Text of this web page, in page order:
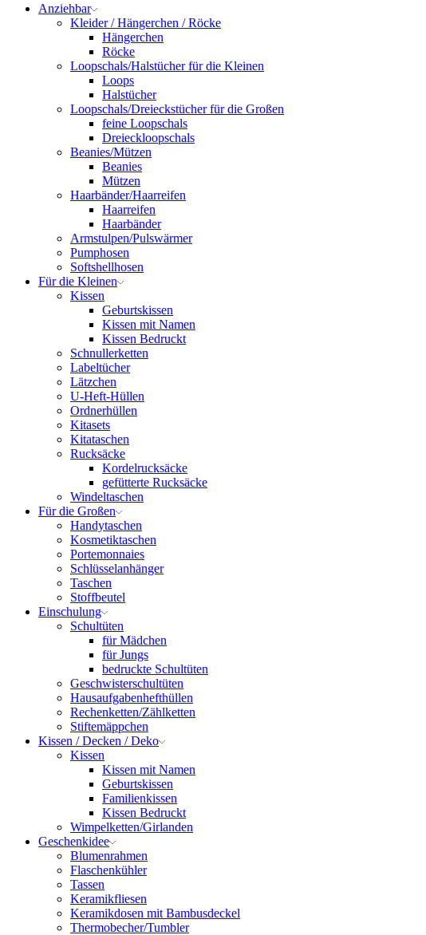
Anziehbar
Kleider / Hängerchen / Röcke
Hängerchen
Röcke
Loopschals/Halstücher für die Kleinen
Loops
Halstücher
Loopschals/Dreieckstücher für die Großen
feine Loopschals
Dreieckloopschals
Beanies/Mützen
Beanies
Mützen
Haarbänder/Haarreifen
Haarreifen
Haarbänder
Armstulpen/Pulswärmer
Pumphosen
Softshellhosen
Für die Kleinen
Kissen
Geburtskissen
Kissen mit Namen
Kissen Bedruckt
Schnullerketten
Labeltücher
Lätzchen
U-Heft-Hüllen
Ordnerhüllen
Kitasets
Kitataschen
Rucksäcke
Kordelrucksäcke
gefütterte Rucksäcke
Windeltaschen
Für die Großen
Handytaschen
Kosmetiktaschen
Portemonnaies
Schlüsselanhänger
Taschen
Stoffbeutel
Einschulung
Schultüten
für Mädchen
für Jungs
bedruckte Schultüten
Geschwisterschultüten
Hausaufgabenhefthüllen
Rechenketten/Zählketten
Stiftemäppchen
Kissen / Decken / Deko
Kissen
Kissen mit Namen
Geburtskissen
Familienkissen
Kissen Bedruckt
Wimpelketten/Girlanden
Geschenkidee
Blumenrahmen
Flaschenkühler
Tassen
Keramikfliesen
Keramikdosen mit Bambusdeckel
Thermobecher/Tumbler